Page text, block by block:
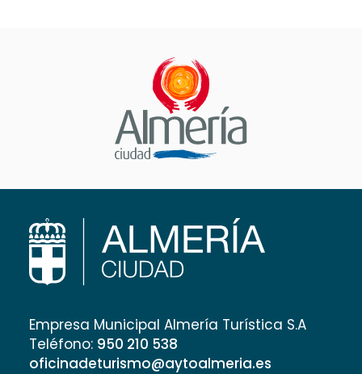
Empresa Municipal Almería Turística S.A
Teléfono: 950 210 538
oficinadeturismo@aytoalmeria.es